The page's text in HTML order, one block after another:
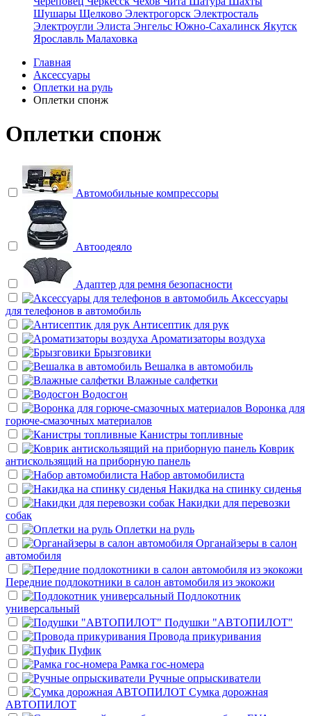
Шушары Щелково Электрогорск Электросталь
Электроугли Элиста Энгельс Южно-Сахалинск Якутск
Ярославль Малаховка
Главная
Аксессуары
Оплетки на руль
Оплетки спонж
Оплетки спонж
Автомобильные компрессоры
Автоодеяло
Адаптер для ремня безопасности
Аксессуары
для телефонов в автомобиль
Антисептик для рук
Ароматизаторы воздуха
Брызговики
Вешалка в автомобиль
Влажные салфетки
Водосгон
Воронка для
горюче-смазочных материалов
Канистры топливные
Коврик
антискользящий на приборную панель
Набор автомобилиста
Накидка на спинку сиденья
Накидки для перевозки
собак
Оплетки на руль
Органайзеры в салон
автомобиля
Передние подлокотники в салон автомобиля из экокожи
Подлокотник
универсальный
Подушки "АВТОПИЛОТ"
Провода прикуривания
Пуфик
Рамка гос-номера
Ручные опрыскиватели
Сумка дорожная
АВТОПИЛОТ